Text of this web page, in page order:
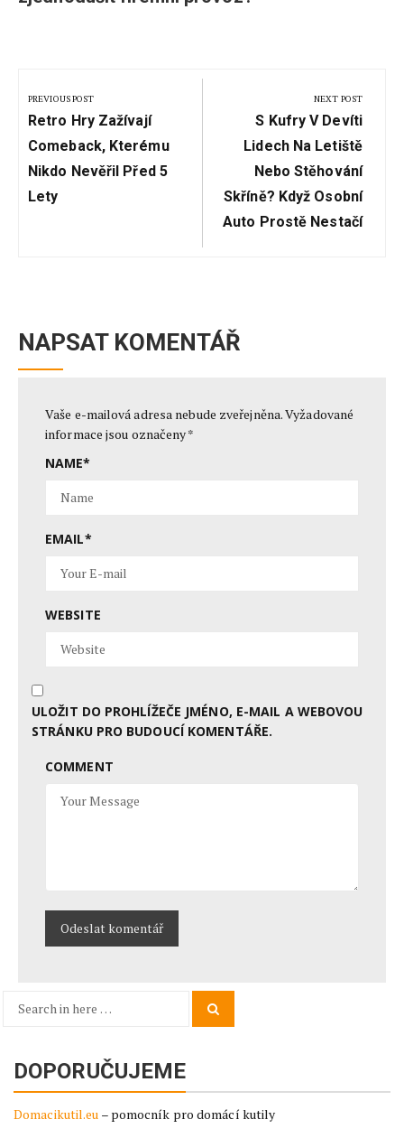
pro
příspěvek
PREVIOUS POST
Previous
Post:
Retro Hry Zažívají
Comeback, Kterému
Nikdo Nevěřil Před 5
Lety
NEXT POST
Next
Post:
S Kufry V Devíti
Lidech Na Letiště
Nebo Stěhování
Skříně? Když Osobní
Auto Prostě Nestačí
NAPSAT KOMENTÁŘ
Vaše e-mailová adresa nebude zveřejněna.Vyžadované
informace jsou označeny*
NAME*
EMAIL*
WEBSITE
ULOŽIT DO PROHLÍŽEČE JMÉNO, E-MAIL A WEBOVOU
STRÁNKU PRO BUDOUCÍ KOMENTÁŘE.
COMMENT
Search
DOPORUČUJEME
Domacikutil.eu – pomocník pro domácí kutily